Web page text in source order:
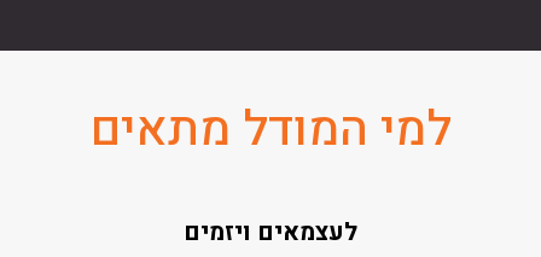
למי המודל מתאים
לעצמאים ויזמים